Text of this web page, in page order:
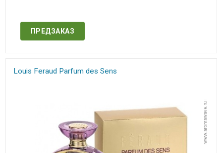
ПРЕДЗАКАЗ
Louis Feraud Parfum des Sens